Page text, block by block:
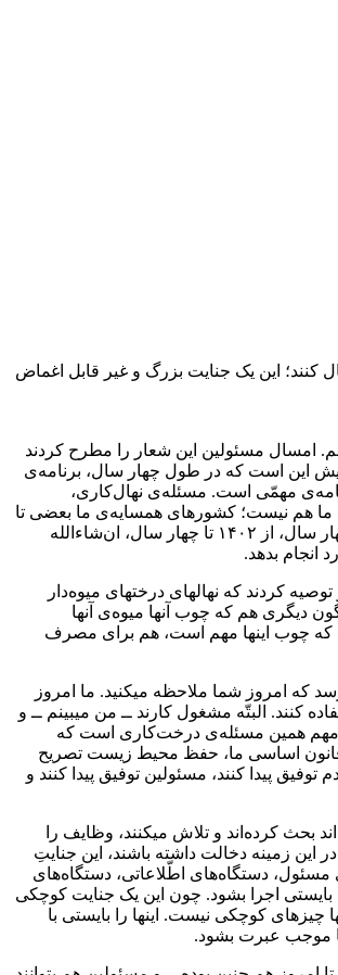
این یک جنایت بزرگ و غیر قابل اغماض
امسال مسئولین این شعار را مطرح کردند
این است که در طول چهار سال، برنامه‌ی
چهار سال، که ان‌شاءالله از سال ۱۴۰۲ آغاز خواهد شد. این برنامه، برنامه‌ی مهمّی است. مسئله‌ی نهال‌کاری،
هم نیست؛ کشورهای همسایه‌ی ما بعضی تا
یک مقطع معیّنی چهار میلیارد و بعضی ده میلیارد برنامه‌ریزی کرده‌اند؛ حالا چقدر بتوانند یا نتوانند بحث دیگری است، لکن ما میتوانیم. ما به کمک مردم، در طول چهار سال، از ۱۴۰۲ تا چهار سال، ان‌شاءالله
انجام بدهد.
کردند که نهالهای درختهای میوه‌دار
دیگری هم که چوب آنها میوه‌ی آنها
که چوب اینها مهم است، هم برای مصرف
که امروز شما ملاحظه میکنید. ما امروز
البتّه مشغول کارند ــ من میبینم ــ و
مهم همین مسئله‌ی درخت‌کاری است که
قانون اساسی ما، حفظ محیط زیست تصریح
پیدا کنند، مسئولین توفیق پیدا کنند و
در این زمینه، اطّلاع دارم که مسئولین نشسته‌اند بحث کرده‌اند و تلاش میکنند، وظایف را
این زمینه دخالت داشته باشند، این جنایتِ
دستگاه‌های اطّلاعاتی، دستگاه‌های
بایستی اجرا بشود. چون این یک جنایت کوچکی
کوچکی نیست. اینها را بایستی با
موجب عبرت بشود.